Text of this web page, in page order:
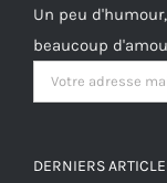
Un peu
beaucoup
DERNIERS